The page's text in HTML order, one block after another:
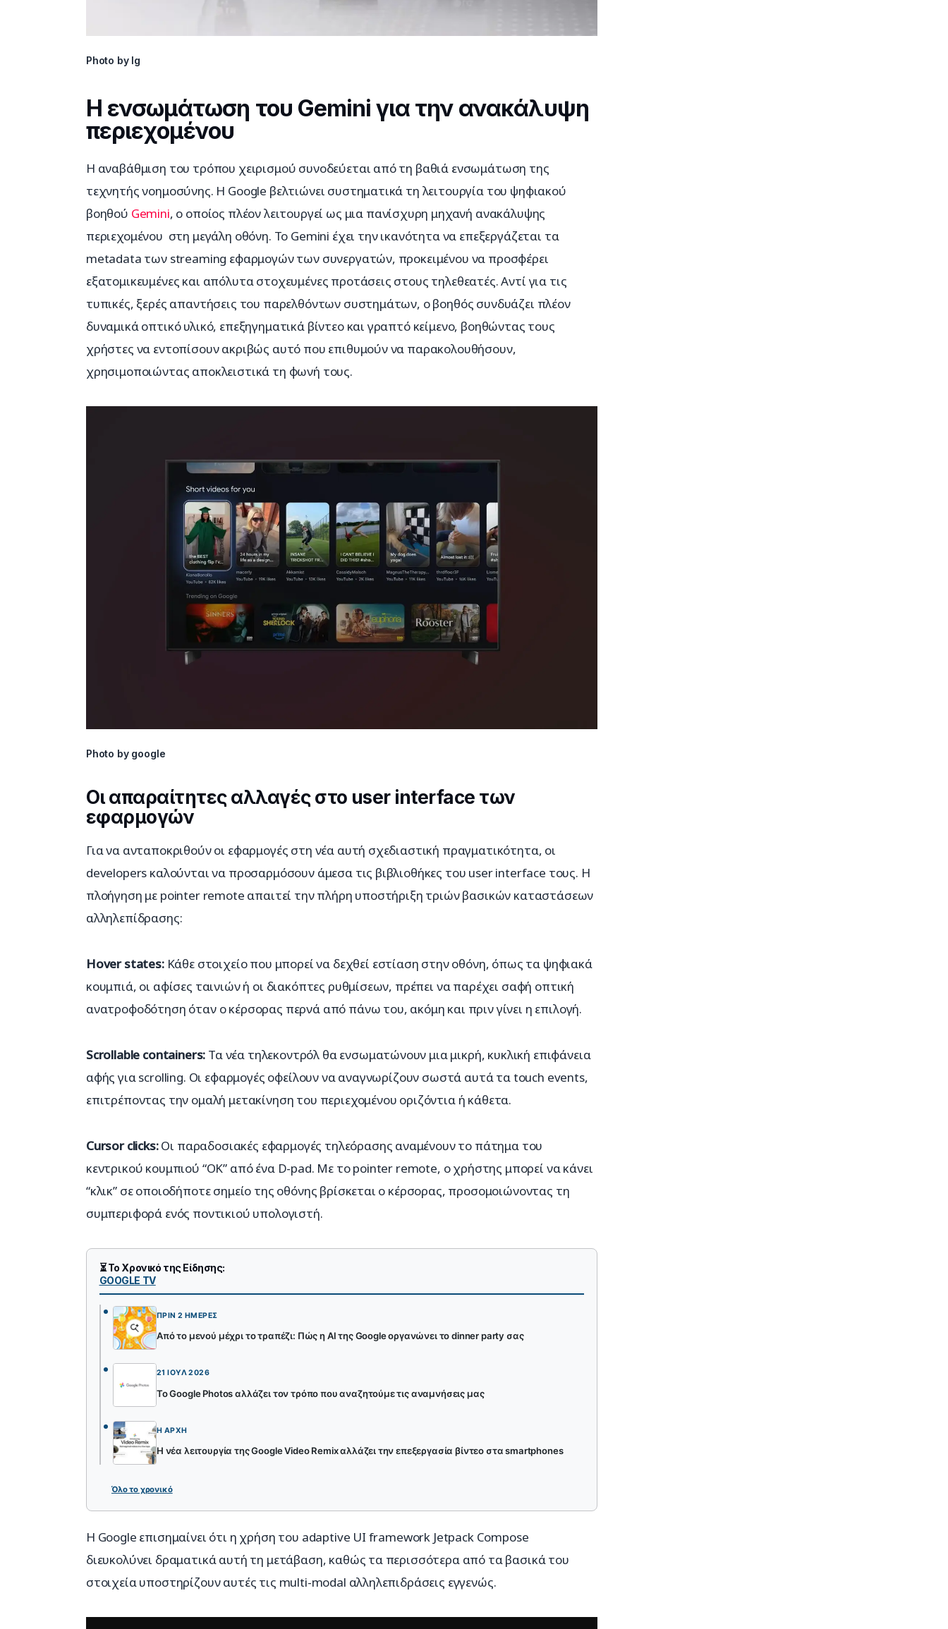
Photo by lg
Η ενσωμάτωση του Gemini για την ανακάλυψη
περιεχομένου
Η αναβάθμιση του τρόπου χειρισμού συνοδεύεται από τη βαθιά ενσωμάτωση της
τεχνητής νοημοσύνης. Η Google βελτιώνει συστηματικά τη λειτουργία του ψηφιακού
βοηθού Gemini, ο οποίος πλέον λειτουργεί ως μια πανίσχυρη μηχανή ανακάλυψης
περιεχομένου  στη μεγάλη οθόνη. Το Gemini έχει την ικανότητα να επεξεργάζεται τα
metadata των streaming εφαρμογών των συνεργατών, προκειμένου να προσφέρει
εξατομικευμένες και απόλυτα στοχευμένες προτάσεις στους τηλεθεατές. Αντί για τις
τυπικές, ξερές απαντήσεις του παρελθόντων συστημάτων, ο βοηθός συνδυάζει πλέον
δυναμικά οπτικό υλικό, επεξηγηματικά βίντεο και γραπτό κείμενο, βοηθώντας τους
χρήστες να εντοπίσουν ακριβώς αυτό που επιθυμούν να παρακολουθήσουν,
χρησιμοποιώντας αποκλειστικά τη φωνή τους.
Photo by google
Οι απαραίτητες αλλαγές στο user interface των
εφαρμογών
Για να ανταποκριθούν οι εφαρμογές στη νέα αυτή σχεδιαστική πραγματικότητα, οι
developers καλούνται να προσαρμόσουν άμεσα τις βιβλιοθήκες του user interface τους. Η
πλοήγηση με pointer remote απαιτεί την πλήρη υποστήριξη τριών βασικών καταστάσεων
αλληλεπίδρασης:
Hover states: Κάθε στοιχείο που μπορεί να δεχθεί εστίαση στην οθόνη, όπως τα ψηφιακά
κουμπιά, οι αφίσες ταινιών ή οι διακόπτες ρυθμίσεων, πρέπει να παρέχει σαφή οπτική
ανατροφοδότηση όταν ο κέρσορας περνά από πάνω του, ακόμη και πριν γίνει η επιλογή.
Scrollable containers: Τα νέα τηλεκοντρόλ θα ενσωματώνουν μια μικρή, κυκλική επιφάνεια
αφής για scrolling. Οι εφαρμογές οφείλουν να αναγνωρίζουν σωστά αυτά τα touch events,
επιτρέποντας την ομαλή μετακίνηση του περιεχομένου οριζόντια ή κάθετα.
Cursor clicks: Οι παραδοσιακές εφαρμογές τηλεόρασης αναμένουν το πάτημα του
κεντρικού κουμπιού “OK” από ένα D-pad. Με το pointer remote, ο χρήστης μπορεί να κάνει
“κλικ” σε οποιοδήποτε σημείο της οθόνης βρίσκεται ο κέρσορας, προσομοιώνοντας τη
συμπεριφορά ενός ποντικιού υπολογιστή.
⏳ Το Χρονικό της Είδησης:
GOOGLE TV
ΠΡΙΝ 2 ΗΜΈΡΕΣ
Από το μενού μέχρι το τραπέζι: Πώς η AI της Google οργανώνει το dinner party σας
21 ΙΟΎΛ 2026
Το Google Photos αλλάζει τον τρόπο που αναζητούμε τις αναμνήσεις μας
Η ΑΡΧΉ
Η νέα λειτουργία της Google Video Remix αλλάζει την επεξεργασία βίντεο στα smartphones
Όλο το χρονικό
Η Google επισημαίνει ότι η χρήση του adaptive UI framework Jetpack Compose
διευκολύνει δραματικά αυτή τη μετάβαση, καθώς τα περισσότερα από τα βασικά του
στοιχεία υποστηρίζουν αυτές τις multi-modal αλληλεπιδράσεις εγγενώς.